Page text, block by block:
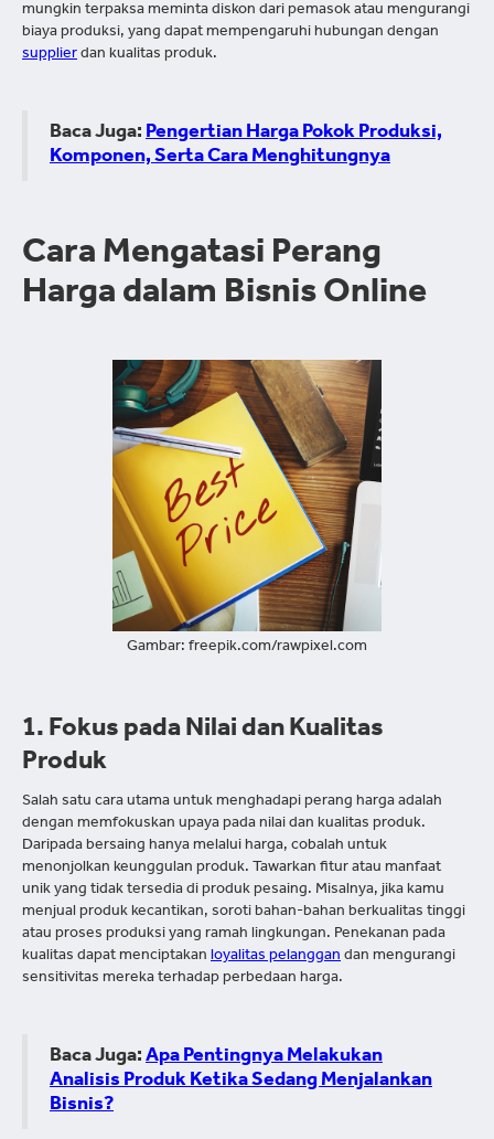
mungkin terpaksa meminta diskon dari pemasok atau mengurangi
biaya produksi, yang dapat mempengaruhi hubungan dengan
supplier dan kualitas produk.
Baca Juga: Pengertian Harga Pokok Produksi,
Komponen, Serta Cara Menghitungnya
Cara Mengatasi Perang
Harga dalam Bisnis Online
Gambar: freepik.com/rawpixel.com
1. Fokus pada Nilai dan Kualitas
Produk
Salah satu cara utama untuk menghadapi perang harga adalah
dengan memfokuskan upaya pada nilai dan kualitas produk.
Daripada bersaing hanya melalui harga, cobalah untuk
menonjolkan keunggulan produk. Tawarkan fitur atau manfaat
unik yang tidak tersedia di produk pesaing. Misalnya, jika kamu
menjual produk kecantikan, soroti bahan-bahan berkualitas tinggi
atau proses produksi yang ramah lingkungan. Penekanan pada
kualitas dapat menciptakan loyalitas pelanggan dan mengurangi
sensitivitas mereka terhadap perbedaan harga.
Baca Juga: Apa Pentingnya Melakukan
Analisis Produk Ketika Sedang Menjalankan
Bisnis?